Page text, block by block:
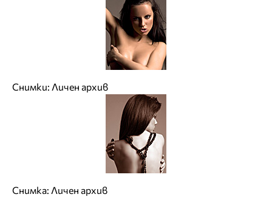
Снимки: Личен архив
Снимка: Личен архив